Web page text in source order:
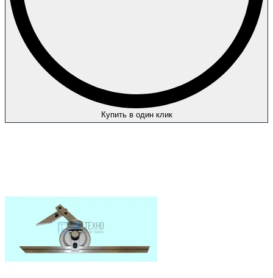
Купить в один клик